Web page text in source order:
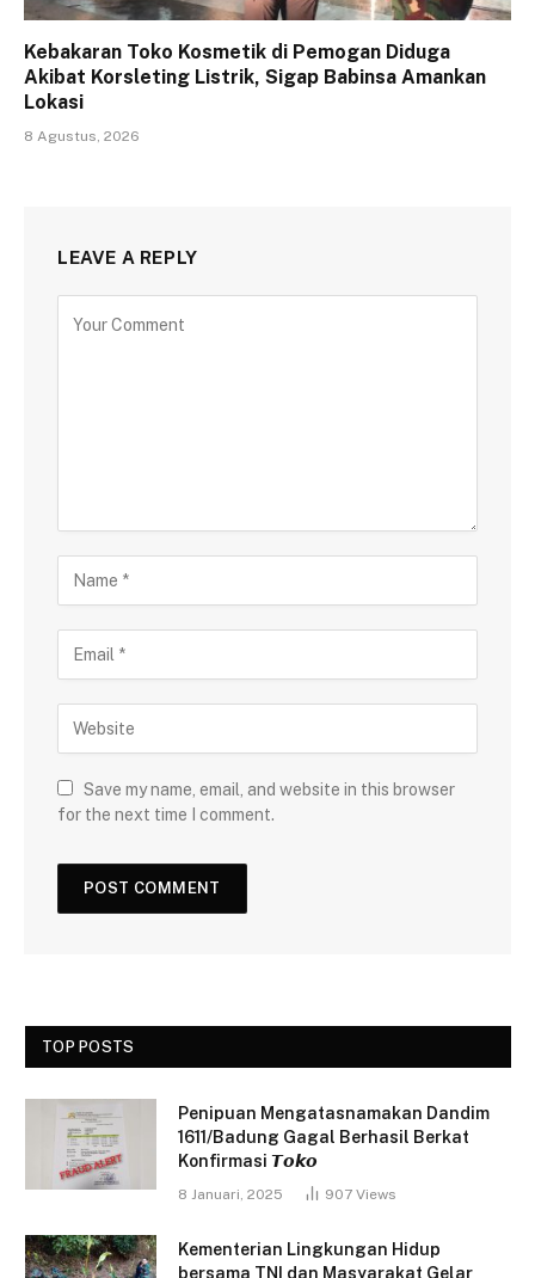
Kebakaran Toko Kosmetik di Pemogan Diduga
Akibat Korsleting Listrik, Sigap Babinsa Amankan
Lokasi
8 Agustus, 2026
LEAVE A REPLY
Save my name, email, and website in this browser
for the next time I comment.
TOP POSTS
Penipuan Mengatasnamakan Dandim
1611/Badung Gagal Berhasil Berkat
Konfirmasi 𝙏𝙤𝙠𝙤
8 Januari, 2025 907 Views
Kementerian Lingkungan Hidup
bersama TNI dan Masyarakat Gelar